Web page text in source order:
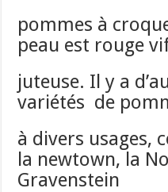
pommes à
peau est rouge
juteuse. Il y a
variétés de
à divers usages,
la newtown, la
Gravenstein